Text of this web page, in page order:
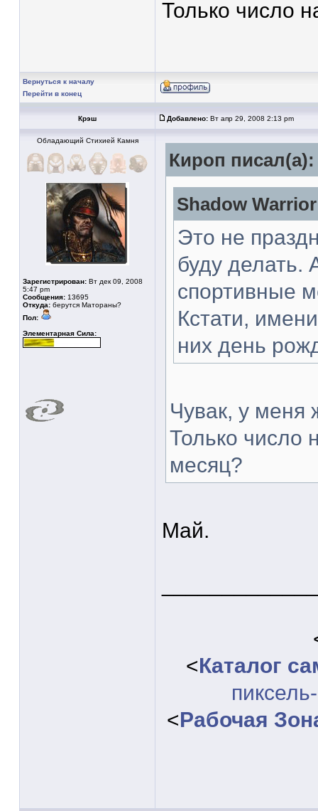
Только число
Вернуться к началу
Перейти в конец
Крэш Добавлено: Вт апр 29, 2008 2:13 pm
Обладающий Стихией Камня
Зарегистрирован: Вт дек 09, 2008
5:47 pm
Сообщения: 13695
Откуда: берутся Матораны?
Пол:
Элементарная Сила:
Кироп писал(а):
Shadow
Это не
буду делать.
спортивные
Кстати,
них день
Чувак, у меня
Только число
месяц?
Май.
<Каталог
<Рабочая